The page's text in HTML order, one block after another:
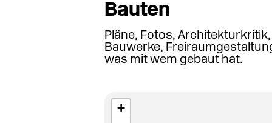
Bauten
Pläne, Fotos,
Bauwerke,
was mit wem gebaut hat.
+